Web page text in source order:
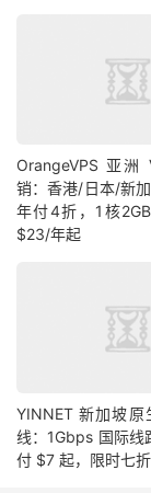
OrangeVPS 亚洲
销：香港/日本/新
年付4折，1核
$23/年起
YINNET 新加坡原
线：1Gbps 国际线
付 $7 起，限时七